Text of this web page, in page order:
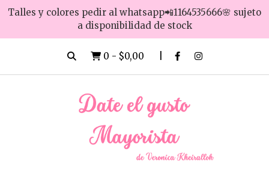
Talles y colores pedir al whatsapp📲1164535666🌸 sujeto
a disponibilidad de stock
0 - $0,00